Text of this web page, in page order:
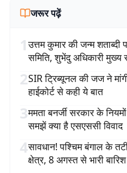
जरूर पढ़ें
1उत्तम कुमार की जन्म
समिति, शुभेंदु अधिकारी मुख्य
2SIR ट्रिब्यूनल की जज ने
हाईकोर्ट से कही ये बात
3ममता बनर्जी सरकार के
समझें क्या है एसएससी विवाद
4सावधान! पश्चिम बंगाल के
क्षेत्र, 8 अगस्त से भारी